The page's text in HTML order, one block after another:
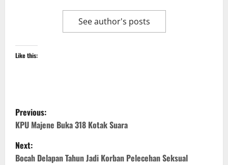
See author's posts
Like this:
P
o
s
Previous:
KPU Majene Buka 318 Kotak Suara
Next:
Bocah Delapan Tahun Jadi Korban Pelecehan Seksual